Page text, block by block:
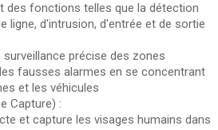
des fonctions telles que la détection
ligne, d'intrusion, d'entrée et de sortie
précise des zones
fausses alarmes en se concentrant
et les véhicules
Capture) :
et capture les visages humains dans